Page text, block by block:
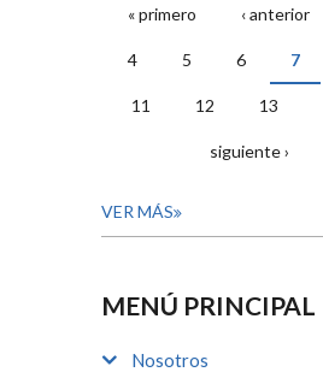
PÁGINAS
« primero ‹ anterior
4 5 6 7
11 12 13
siguiente ›
VER MÁS
MENÚ PRINCIPAL
Nosotros